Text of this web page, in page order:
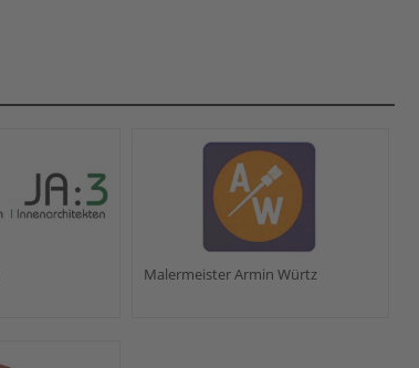
Malermeister Armin Würtz